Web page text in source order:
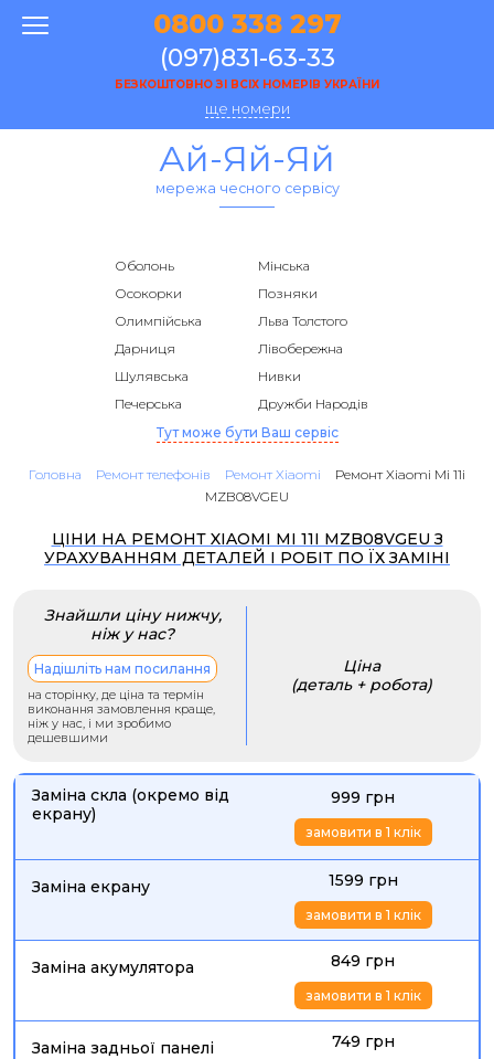
0800 338 297
(097)831-63-33
БЕЗКОШТОВНО ЗІ ВСІХ НОМЕРІВ УКРАЇНИ
ще номери
Ай-Яй-Яй
мережа чесного сервісу
Оболонь
Мінська
Осокорки
Позняки
Олимпійська
Льва Толстого
Дарниця
Лівобережна
Шулявська
Нивки
Печерська
Дружби Народів
Тут може бути Ваш сервіс
Головна Ремонт телефонів Ремонт Xiaomi
Ремонт Xiaomi Mi 11i
MZB08VGEU
ЦІНИ НА РЕМОНТ XIAOMI MI 11I MZB08VGEU З
УРАХУВАННЯМ ДЕТАЛЕЙ І РОБІТ ПО ЇХ ЗАМІНІ
Знайшли ціну нижчу,
ніж у нас?
Надішліть нам посилання
на сторінку, де ціна та термін
виконання замовлення краще,
ніж у нас, і ми зробимо
дешевшими
Ціна
(деталь + робота)
Заміна скла (окремо від
екрану)
999 грн
замовити в 1 клік
Заміна екрану 1599 грн
замовити в 1 клік
Заміна акумулятора 849 грн
замовити в 1 клік
Заміна задньої панелі 749 грн